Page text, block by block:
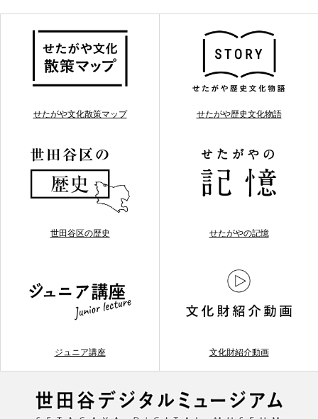
せたがや文化散策マップ せたがや歴史文化物語
世田谷区の歴史 せたがやの記憶
ジュニア講座 文化財紹介動画